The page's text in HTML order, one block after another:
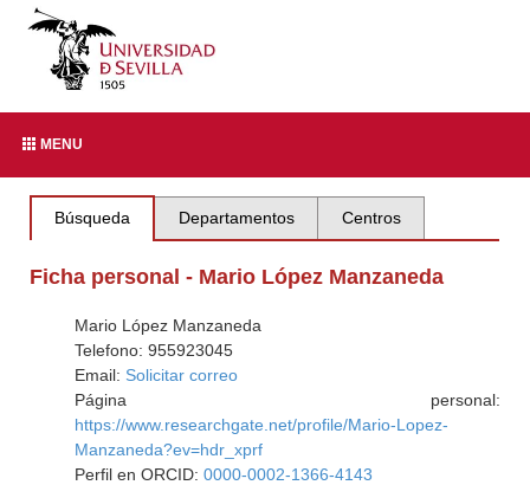
MENU
Búsqueda Departamentos Centros
Ficha personal - Mario López Manzaneda
Mario López Manzaneda
Telefono: 955923045
Email: Solicitar correo
Página personal:
https://www.researchgate.net/profile/Mario-Lopez-
Manzaneda?ev=hdr_xprf
Perfil en ORCID: 0000-0002-1366-4143